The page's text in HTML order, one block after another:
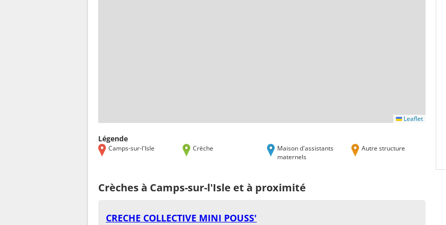
Leaflet
Légende
Camps-sur-l'Isle Crèche
Maison d'assistants
maternels
Autre structure
Crèches à Camps-sur-l'Isle et à proximité
CRECHE COLLECTIVE MINI POUSS'